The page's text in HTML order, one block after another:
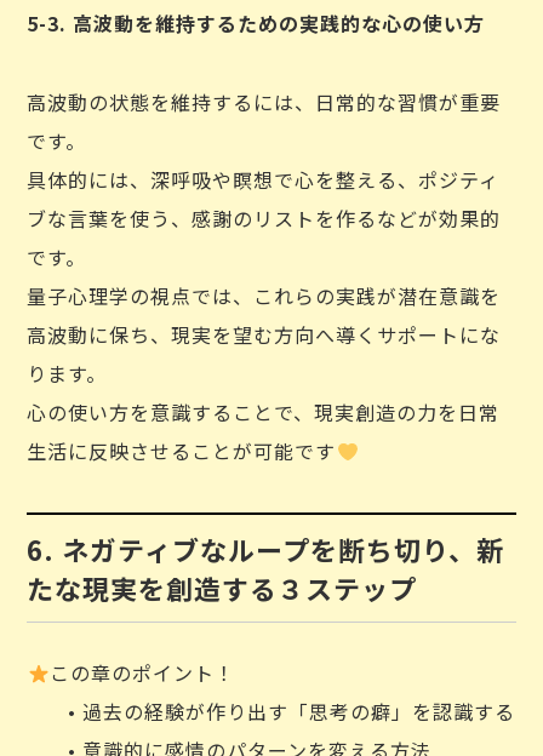
5-3. 高波動を維持するための実践的な心の使い方
高波動の状態を維持するには、日常的な習慣が重要
です。
具体的には、深呼吸や瞑想で心を整える、ポジティ
ブな言葉を使う、感謝のリストを作るなどが効果的
です。
量子心理学の視点では、これらの実践が潜在意識を
高波動に保ち、現実を望む方向へ導くサポートにな
ります。
心の使い方を意識することで、現実創造の力を日常
生活に反映させることが可能です
6. ネガティブなループを断ち切り、新
たな現実を創造する３ステップ
この章のポイント！
• 過去の経験が作り出す「思考の癖」を認識する
• 意識的に感情のパターンを変える方法